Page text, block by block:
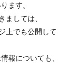
ます。
ましては、
上でも公開して
報についても、